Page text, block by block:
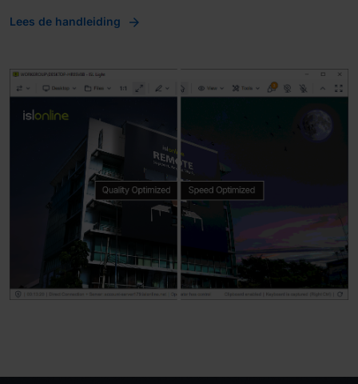
Lees de handleiding